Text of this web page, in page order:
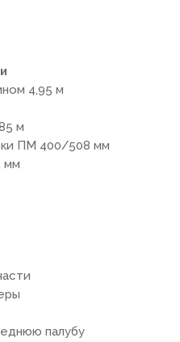
4,95 м
м
ПМ 400/508 мм
мм
палубу